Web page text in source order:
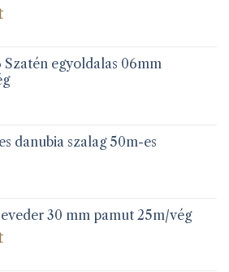
Szatén egyoldalas 06mm
danubia szalag 50m-es
30 mm pamut 25m/vég